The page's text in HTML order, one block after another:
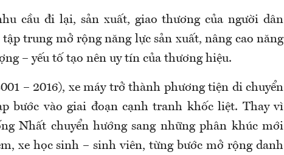
cầu đi lại, sản xuất, giao thương của người dân
trung mở rộng năng lực sản xuất, nâng cao năng
– yếu tố tạo nên uy tín của thương hiệu.
– 2016), xe máy trở thành phương tiện di chuyển
bước vào giai đoạn cạnh tranh khốc liệt. Thay vì
Nhất chuyển hướng sang những phân khúc mới
xe học sinh – sinh viên, từng bước mở rộng danh